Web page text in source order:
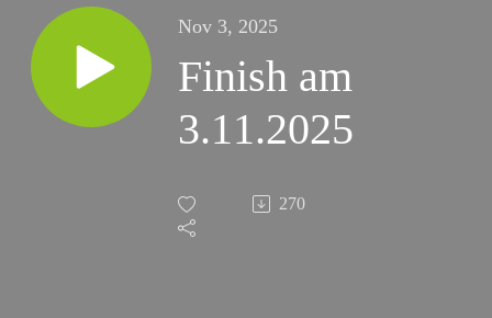
Nov 3, 2025
Finish am
3.11.2025
270